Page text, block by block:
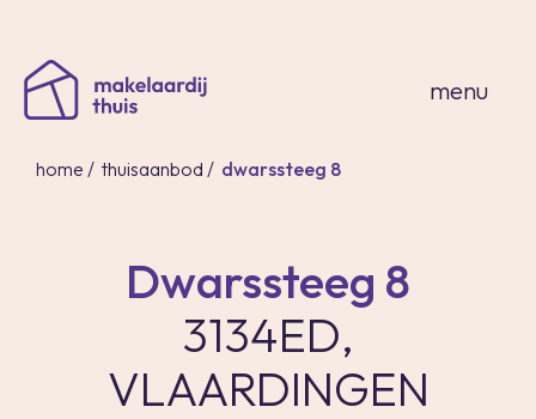
menu
sluiten
home
thuisaanbod
over ons
home / thuisaanbod / dwarssteeg 8
Dwarssteeg 8
3134ED,
VLAARDINGEN